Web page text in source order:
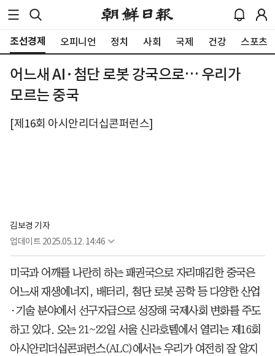
조선경제 오피니언 정치 사회 국제 건강 스포츠
어느새 AI·첨단 로봇 강국으로… 우리가
모르는 중국
[제16회 아시안리더십콘퍼런스]
김보경 기자
업데이트 2025.05.12. 14:46
미국과 어깨를 나란히 하는 패권국으로 자리매김한 중국은
어느새 재생에너지, 배터리, 첨단 로봇 공학 등 다양한 산업
·기술 분야에서 선구자급으로 성장해 국제사회 변화를 주도
하고 있다. 오는 21~22일 서울 신라호텔에서 열리는 제16회
아시안리더십콘퍼런스(ALC)에서는 우리가 여전히 잘 알지